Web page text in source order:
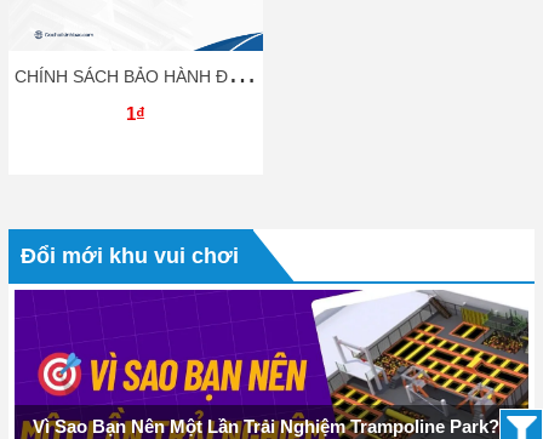
C
HÍNH SÁCH BẢO HÀNH ĐỐI VỚI KẾT CẤU KHUNG THÉP TRÒ CHƠI
1₫
Đổi mới khu vui chơi
Vì Sao Bạn Nên Một Lần Trải Nghiệm Trampoline Park?